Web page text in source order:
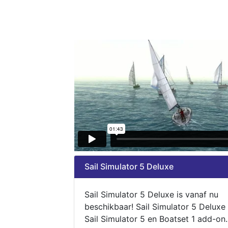
Sail Simulator 5 Deluxe
Sail Simulator 5 Deluxe is vanaf nu
beschikbaar! Sail Simulator 5
Sail Simulator 5 en Boatset 1 add-on.